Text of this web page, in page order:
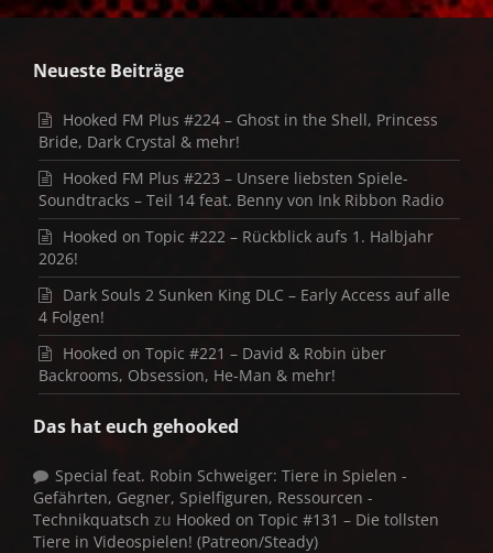
Neueste Beiträge
Hooked FM Plus #224 – Ghost in the Shell, Princess
Bride, Dark Crystal & mehr!
Hooked FM Plus #223 – Unsere liebsten Spiele-
Soundtracks – Teil 14 feat. Benny von Ink Ribbon Radio
Hooked on Topic #222 – Rückblick aufs 1. Halbjahr
2026!
Dark Souls 2 Sunken King DLC – Early Access auf alle
4 Folgen!
Hooked on Topic #221 – David & Robin über
Backrooms, Obsession, He-Man & mehr!
Das hat euch gehooked
Special feat. Robin Schweiger: Tiere in Spielen -
Gefährten, Gegner, Spielfiguren, Ressourcen -
Technikquatsch zu Hooked on Topic #131 – Die tollsten
Tiere in Videospielen! (Patreon/Steady)